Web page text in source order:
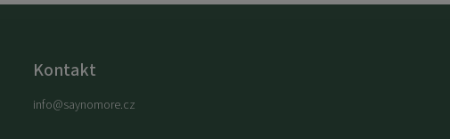
Kontakt
info@saynomore.cz